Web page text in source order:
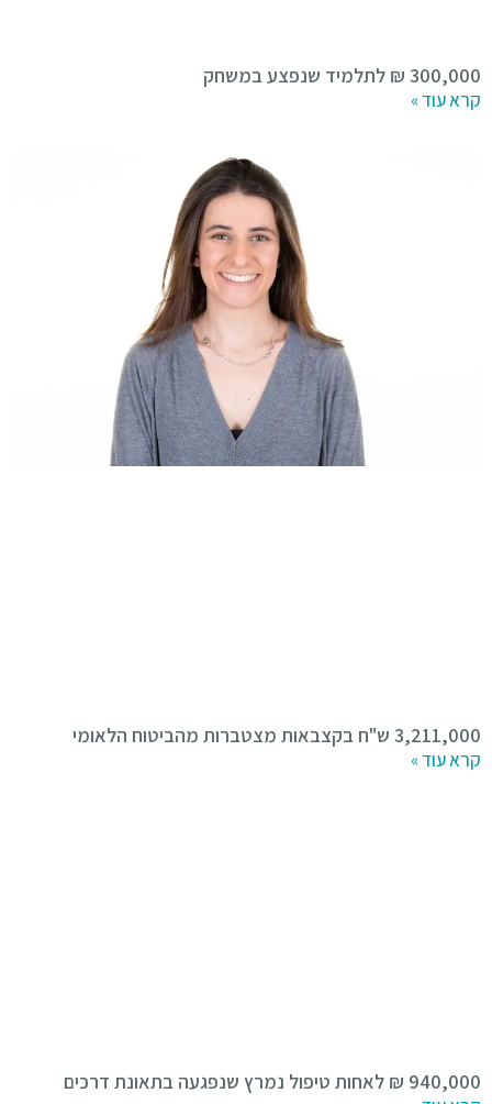
300,000 ₪ לתלמיד שנפצע במשחק
קרא עוד »
3,211,000 ש"ח בקצבאות מצטברות מהביטוח הלאומי
קרא עוד »
940,000 ₪ לאחות טיפול נמרץ שנפגעה בתאונת דרכים